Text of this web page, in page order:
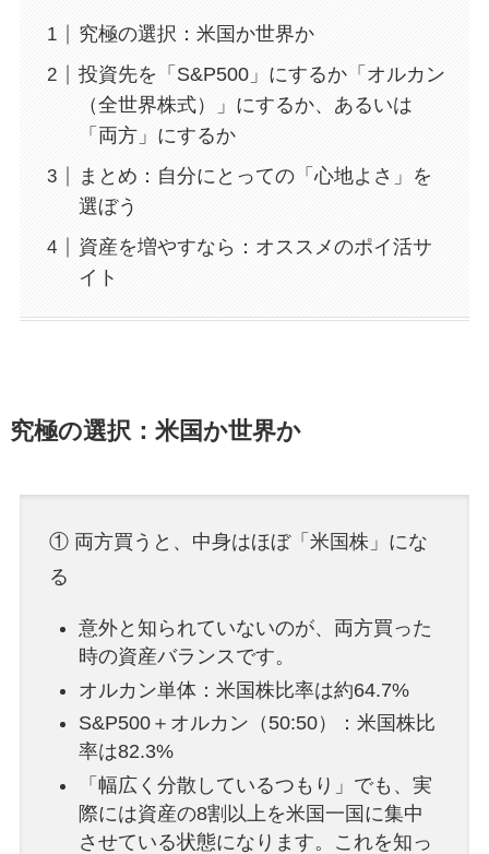
究極の選択：米国か世界か
投資先を「S&P500」にするか「オルカン
（全世界株式）」にするか、あるいは
「両方」にするか
まとめ：自分にとっての「心地よさ」を
選ぼう
資産を増やすなら：オススメのポイ活サ
イト
究極の選択：米国か世界か
① 両方買うと、中身はほぼ「米国株」にな
る
意外と知られていないのが、両方買った
時の資産バランスです。
オルカン単体：米国株比率は約64.7%
S&P500＋オルカン（50:50）：米国株比
率は82.3%
「幅広く分散しているつもり」でも、実
際には資産の8割以上を米国一国に集中
させている状態になります。これを知っ